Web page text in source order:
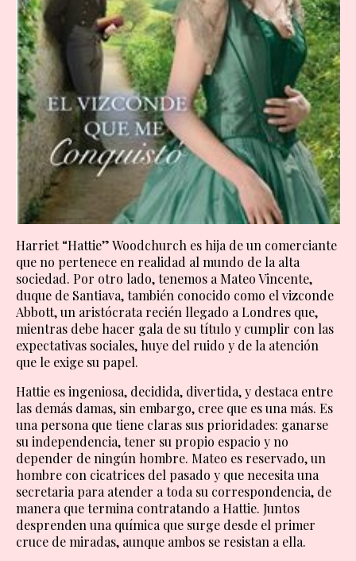
Harriet “Hattie” Woodchurch es hija de un comerciante
que no pertenece en realidad al mundo de la alta
sociedad. Por otro lado, tenemos a Mateo Vincente,
duque de Santiava, también conocido como el vizconde
Abbott, un aristócrata recién llegado a Londres que,
mientras debe hacer gala de su título y cumplir con las
expectativas sociales, huye del ruido y de la atención
que le exige su papel.
Hattie es ingeniosa, decidida, divertida, y destaca entre
las demás damas, sin embargo, cree que es una más. Es
una persona que tiene claras sus prioridades: ganarse
su independencia, tener su propio espacio y no
depender de ningún hombre. Mateo es reservado, un
hombre con cicatrices del pasado y que necesita una
secretaria para atender a toda su correspondencia, de
manera que termina contratando a Hattie. Juntos
desprenden una química que surge desde el primer
cruce de miradas, aunque ambos se resistan a ella.